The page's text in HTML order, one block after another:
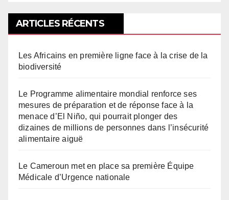
ARTICLES RÉCENTS
Les Africains en première ligne face à la crise de la
biodiversité
Le Programme alimentaire mondial renforce ses
mesures de préparation et de réponse face à la
menace d’El Niño, qui pourrait plonger des
dizaines de millions de personnes dans l’insécurité
alimentaire aiguë
Le Cameroun met en place sa première Équipe
Médicale d’Urgence nationale